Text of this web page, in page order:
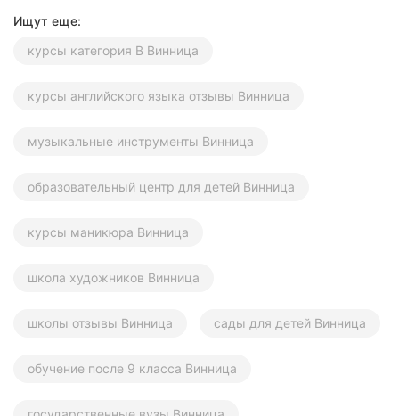
Ищут еще:
курсы категория В Винница
курсы английского языка отзывы Винница
музыкальные инструменты Винница
образовательный центр для детей Винница
курсы маникюра Винница
школа художников Винница
школы отзывы Винница сады для детей Винница
обучение после 9 класса Винница